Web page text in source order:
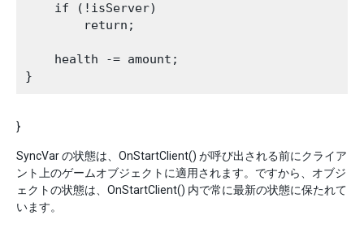
    if (!isServer)
        return;
    health -= amount;
}
SyncVar の状態は、OnStartClient() が呼び出される前にクライア
ント上のゲームオブジェクトに適用されます。ですから、オブジ
ェクトの状態は、OnStartClient() 内で常に最新の状態に保たれて
います。